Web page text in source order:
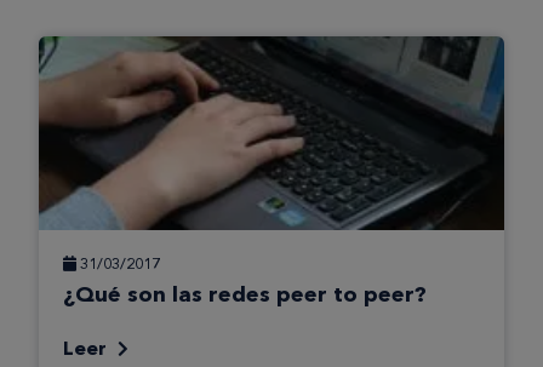
31/03/2017
¿Qué son las redes peer to peer?
Leer